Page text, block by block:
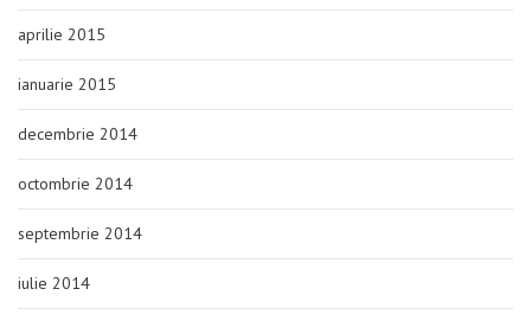
aprilie 2015
ianuarie 2015
decembrie 2014
octombrie 2014
septembrie 2014
iulie 2014